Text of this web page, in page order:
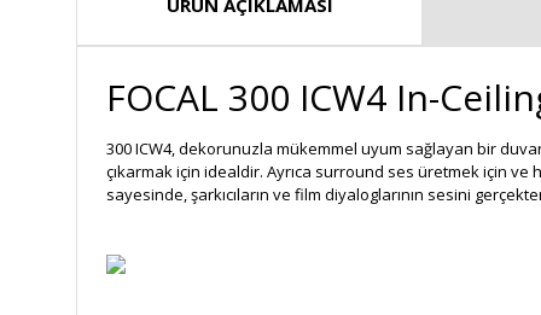
FOCAL 300 ICW4 In-
300 ICW4, dekorunuzla mükemmel uyum sağlayan bir
çıkarmak için idealdir. Ayrıca surround ses üretmek için ve
sayesinde, şarkıcıların ve film diyaloglarının sesini